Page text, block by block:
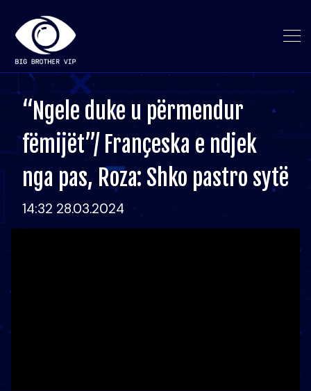
“Ngele duke u përmendur
fëmijët”/ Françeska e ndjek
nga pas, Roza: Shko pastro sytë
14:32 28.03.2024